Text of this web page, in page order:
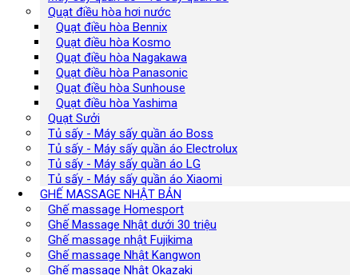
Quạt điều hòa hơi nước
Quạt điều hòa Bennix
Quạt điều hòa Kosmo
Quạt điều hòa Nagakawa
Quạt điều hòa Panasonic
Quạt điều hòa Sunhouse
Quạt điều hòa Yashima
Quạt Sưởi
Tủ sấy - Máy sấy quần áo Boss
Tủ sấy - Máy sấy quần áo Electrolux
Tủ sấy - Máy sấy quần áo LG
Tủ sấy - Máy sấy quần áo Xiaomi
GHẾ MASSAGE NHẬT BẢN
Ghế massage Homesport
Ghế Massage Nhật dưới 30 triệu
Ghế massage nhật Fujikima
Ghế massage Nhật Kangwon
Ghế massage Nhật Okazaki